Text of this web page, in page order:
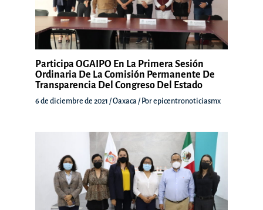
Participa OGAIPO En La Primera Sesión
Ordinaria De La Comisión Permanente De
Transparencia Del Congreso Del Estado
6 de diciembre de 2021 /Oaxaca / Porepicentronoticiasmx